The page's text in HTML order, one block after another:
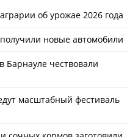
об урожае 2026 года
новые автомобили
Барнауле чествовали
масштабный фестиваль